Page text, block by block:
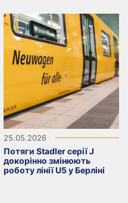
25.05.2026
Потяги Stadler серії J
докорінно змінюють
роботу лінії U5 у Берліні